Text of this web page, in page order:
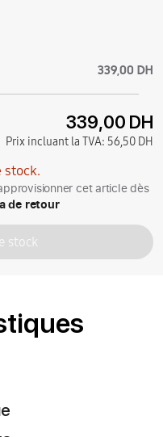
339,00 DH
339,00 DH
Prix incluant la TVA: 56,50 DH
cet article dès
de retour
stock